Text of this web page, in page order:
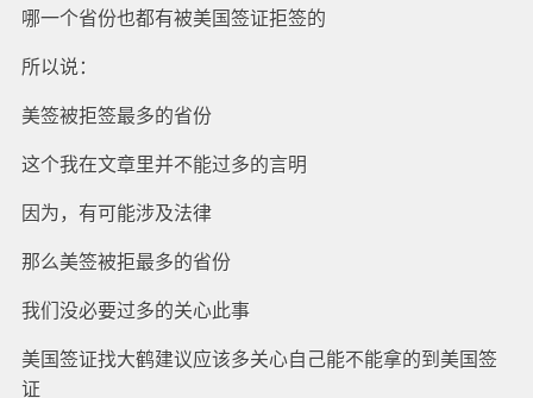
哪一个省份也都有被美国签证拒签的
所以说：
美签被拒签最多的省份
这个我在文章里并不能过多的言明
因为，有可能涉及法律
那么美签被拒最多的省份
我们没必要过多的关心此事
美国签证找大鹤建议应该多关心自己能不能拿的到美国签
证